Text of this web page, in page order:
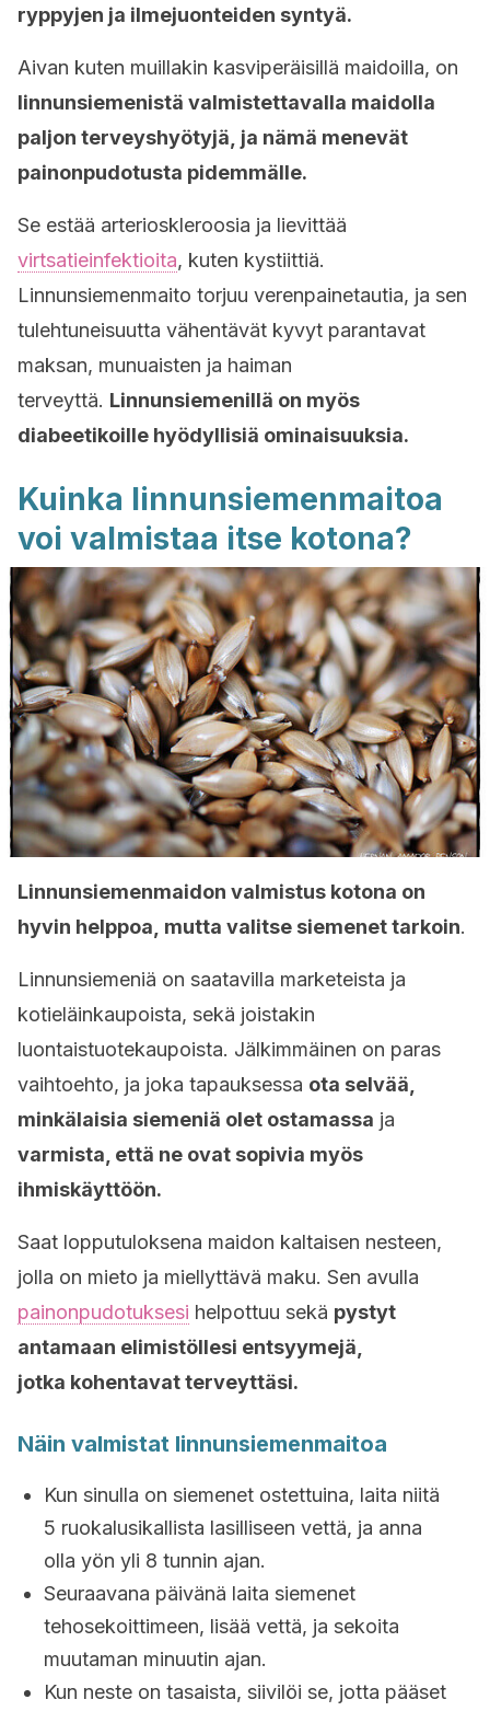
ryppyjen ja ilmejuonteiden syntyä.
Aivan kuten muillakin kasviperäisillä maidoilla, on
linnunsiemenistä valmistettavalla maidolla
paljon terveyshyötyjä, ja nämä menevät
painonpudotusta pidemmälle.
Se estää arterioskleroosia ja lievittää
virtsatieinfektioita, kuten kystiittiä.
Linnunsiemenmaito torjuu verenpainetautia, ja sen
tulehtuneisuutta vähentävät kyvyt parantavat
maksan, munuaisten ja haiman
terveyttä. Linnunsiemenillä on myös
diabeetikoille hyödyllisiä ominaisuuksia.
Kuinka linnunsiemenmaitoa
voi valmistaa itse kotona?
Linnunsiemenmaidon valmistus kotona on
hyvin helppoa, mutta valitse siemenet tarkoin.
Linnunsiemeniä on saatavilla marketeista ja
kotieläinkaupoista, sekä joistakin
luontaistuotekaupoista. Jälkimmäinen on paras
vaihtoehto, ja joka tapauksessa ota selvää,
minkälaisia siemeniä olet ostamassa ja
varmista, että ne ovat sopivia myös
ihmiskäyttöön.
Saat lopputuloksena maidon kaltaisen nesteen,
jolla on mieto ja miellyttävä maku. Sen avulla
painonpudotuksesi helpottuu sekä pystyt
antamaan elimistöllesi entsyymejä,
jotka kohentavat terveyttäsi.
Näin valmistat linnunsiemenmaitoa
Kun sinulla on siemenet ostettuina, laita niitä
5 ruokalusikallista lasilliseen vettä, ja anna
olla yön yli 8 tunnin ajan.
Seuraavana päivänä laita siemenet
tehosekoittimeen, lisää vettä, ja sekoita
muutaman minuutin ajan.
Kun neste on tasaista, siivilöi se, jotta pääset